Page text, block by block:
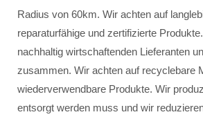
Radius von 60km. Wir achten auf
reparaturfähige und zertifizierte
nachhaltig wirtschaftenden Lieferanten
zusammen. Wir achten auf recyclebare
wiederverwendbare Produkte. Wir
entsorgt werden muss und wir